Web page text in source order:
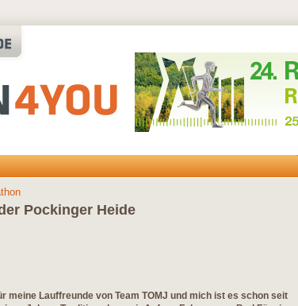
Pockinger Heide
meine Lauffreunde von Team TOMJ und mich ist es schon seit